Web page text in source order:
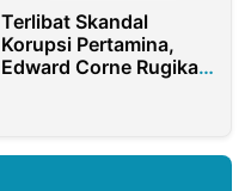
Terlibat Skandal
Korupsi Pertamina,
Edward Corne Rugikan